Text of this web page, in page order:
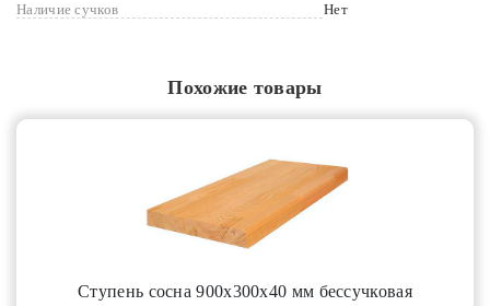
Наличие сучков
Нет
Похожие товары
Ступень сосна 900х300х40 мм бессучковая